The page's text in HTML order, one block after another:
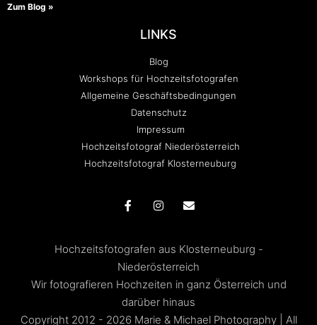
Zum Blog »
LINKS
Blog
Workshops für Hochzeitsfotografen
Allgemeine Geschäftsbedingungen
Datenschutz
Impressum
Hochzeitsfotograf Niederösterreich
Hochzeitsfotograf Klosterneuburg
Hochzeitsfotografen aus Klosterneuburg -
Niederösterreich
Wir fotografieren Hochzeiten in ganz Österreich und
darüber hinaus
Copyright 2012 - 2026 Marie & Michael Photography | All